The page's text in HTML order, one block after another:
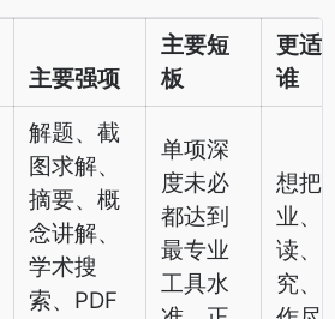
主要强项
主要短
板
更适
谁
解题、截
图求解、
摘要、概
念讲解、
学术搜
索、PDF
单项深
度未必
都达到
最专业
工具水
想把
业、
读、
究、